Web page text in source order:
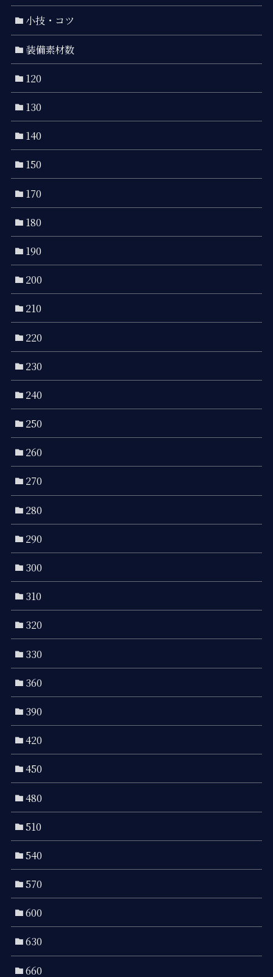
小技・コツ
装備素材数
120
130
140
150
170
180
190
200
210
220
230
240
250
260
270
280
290
300
310
320
330
360
390
420
450
480
510
540
570
600
630
660